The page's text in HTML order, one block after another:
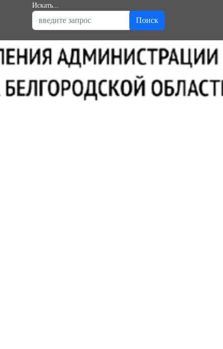
Искать...
Поиск